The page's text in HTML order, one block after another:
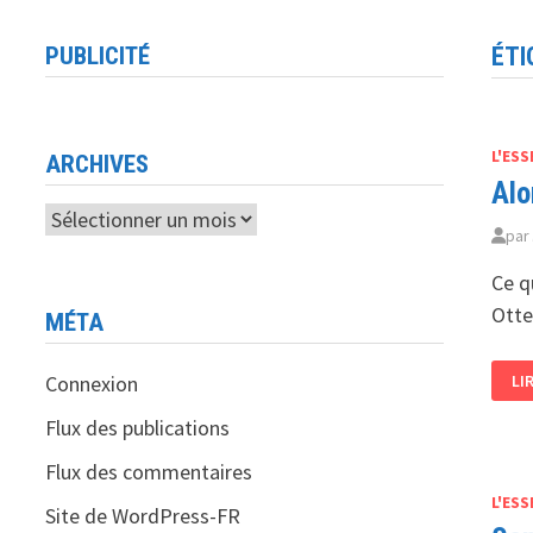
par
Ce
PUBLICITÉ
ARCHIVES
Archives
MÉTA
Connexion
Flux des publications
Flux des commentaires
Site de WordPress-FR